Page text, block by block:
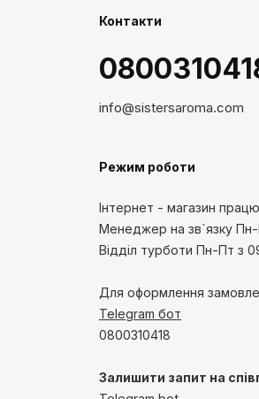
Контакти
info@sistersaroma.com
Режим роботи
Інтернет - магазин
Менеджер на зв`язку
Відділ турботи Пн-Пт з
Для оформлення
Telegram бот
0800310418
Залишити запит на